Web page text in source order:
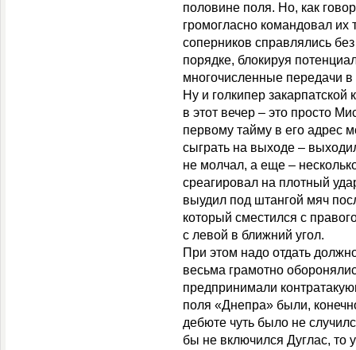
половине поля. Но, как
громогласно командовал их
соперников справлялись
порядке, блокируя
многочисленные передачи
Ну и голкипер
в этот вечер – это просто
первому тайму в его адрес
сыграть на выходе –
не молчал, а еще –
среагировал на плотный
выудил под штангой мяч
который сместился с
с левой в ближний угол.
При этом надо отдать
весьма грамотно
предпринимали
поля «Днепра» были,
дебюте чуть было не
бы не включился Дуглас, то